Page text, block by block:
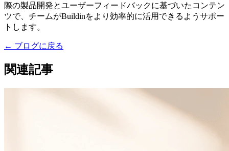
際の製品開発とユーザーフィードバックに基づいたコンテン
ツで、チームがBuildinをより効率的に活用できるようサポー
トします。
← ブログに戻る
関連記事